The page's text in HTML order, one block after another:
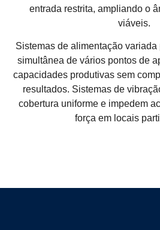
entrada restrita, ampliando o
viáveis.
Sistemas de alimentação
simultânea de vários pontos de
capacidades produtivas sem
resultados. Sistemas de
cobertura uniforme e impedem
força em locais